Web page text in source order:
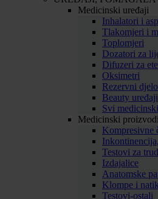
Medicinski uređaji
Inhalatori i
Tlakomjeri i
Toplomjeri
Dozatori za
Difuzeri za
Oksimetri
Rezervni
Beauty uređaji
Svi
Medicinski proizvodi
Kompresivne
Testovi za
Izdajalice
Anatomske
Klompe i
Testovi-ostali